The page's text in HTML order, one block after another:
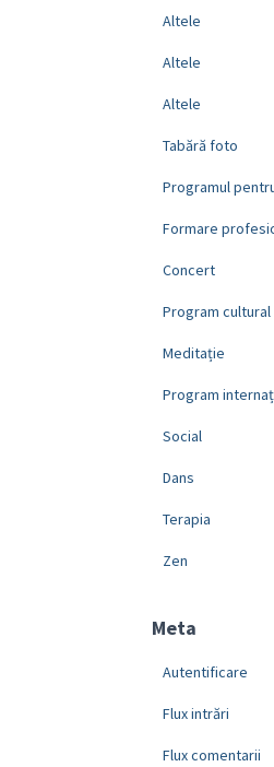
Altele
Altele
Altele
Tabără foto
Programul
Formare
Concert
Program cultural
Meditație
Program
Social
Dans
Terapia
Zen
Meta
Autentificare
Flux intrări
Flux comentarii